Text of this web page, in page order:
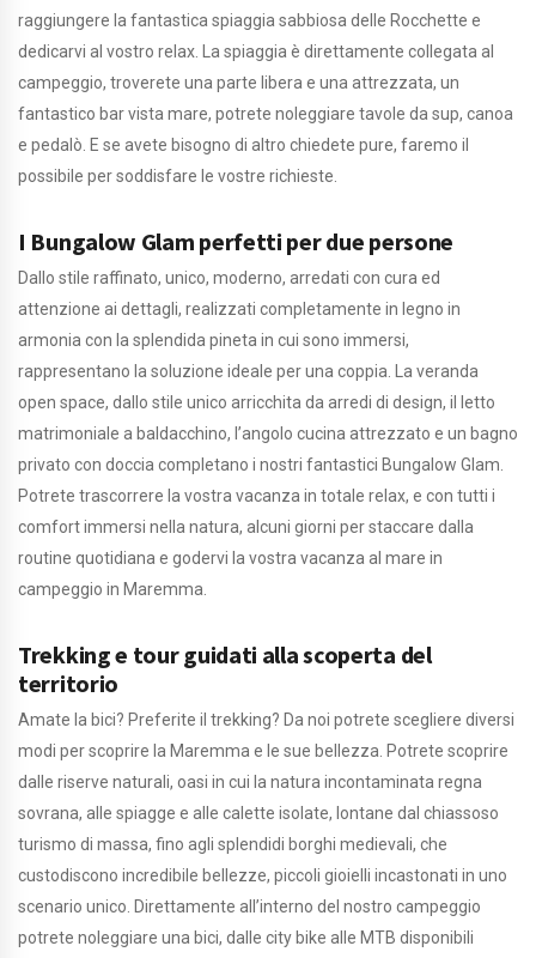
raggiungere la fantastica spiaggia sabbiosa delle Rocchette e
dedicarvi al vostro relax. La spiaggia è direttamente collegata al
campeggio, troverete una parte libera e una attrezzata, un
fantastico bar vista mare, potrete noleggiare tavole da sup, canoa
e pedalò. E se avete bisogno di altro chiedete pure, faremo il
possibile per soddisfare le vostre richieste.
I Bungalow Glam perfetti per due persone
Dallo stile raffinato, unico, moderno, arredati con cura ed
attenzione ai dettagli, realizzati completamente in legno in
armonia con la splendida pineta in cui sono immersi,
rappresentano la soluzione ideale per una coppia. La veranda
open space, dallo stile unico arricchita da arredi di design, il letto
matrimoniale a baldacchino, l’angolo cucina attrezzato e un bagno
privato con doccia completano i nostri fantastici Bungalow Glam.
Potrete trascorrere la vostra vacanza in totale relax, e con tutti i
comfort immersi nella natura, alcuni giorni per staccare dalla
routine quotidiana e godervi la vostra vacanza al mare in
campeggio in Maremma.
Trekking e tour guidati alla scoperta del
territorio
Amate la bici? Preferite il trekking? Da noi potrete scegliere diversi
modi per scoprire la Maremma e le sue bellezza. Potrete scoprire
dalle riserve naturali, oasi in cui la natura incontaminata regna
sovrana, alle spiagge e alle calette isolate, lontane dal chiassoso
turismo di massa, fino agli splendidi borghi medievali, che
custodiscono incredibile bellezze, piccoli gioielli incastonati in uno
scenario unico. Direttamente all’interno del nostro campeggio
potrete noleggiare una bici, dalle city bike alle MTB disponibili